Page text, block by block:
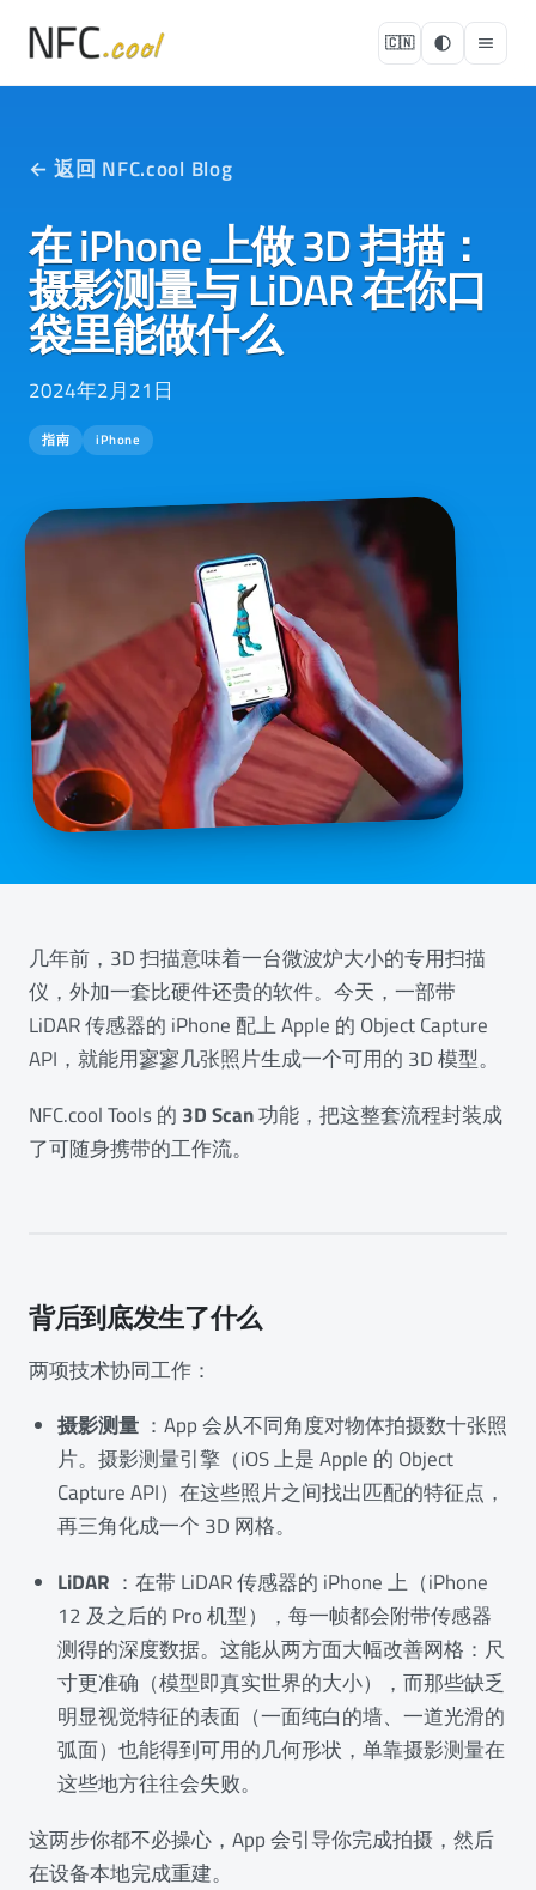
🇨🇳
← 返回 NFC.cool Blog
在 iPhone 上做 3D 扫描：
摄影测量与 LiDAR 在你口
袋里能做什么
2024年2月21日
指南 iPhone
几年前，3D 扫描意味着一台微波炉大小的专用扫描
仪，外加一套比硬件还贵的软件。今天，一部带
LiDAR 传感器的 iPhone 配上 Apple 的 Object Capture
API，就能用寥寥几张照片生成一个可用的 3D 模型。
NFC.cool Tools 的 3D Scan功能，把这整套流程封装成
了可随身携带的工作流。
背后到底发生了什么
两项技术协同工作：
摄影测量 ：App 会从不同角度对物体拍摄数十张照
片。摄影测量引擎（iOS 上是 Apple 的 Object
Capture API）在这些照片之间找出匹配的特征点，
再三角化成一个 3D 网格。
LiDAR ：在带 LiDAR 传感器的 iPhone 上（iPhone
12 及之后的 Pro 机型），每一帧都会附带传感器
测得的深度数据。这能从两方面大幅改善网格：尺
寸更准确（模型即真实世界的大小），而那些缺乏
明显视觉特征的表面（一面纯白的墙、一道光滑的
弧面）也能得到可用的几何形状，单靠摄影测量在
这些地方往往会失败。
这两步你都不必操心，App 会引导你完成拍摄，然后
在设备本地完成重建。